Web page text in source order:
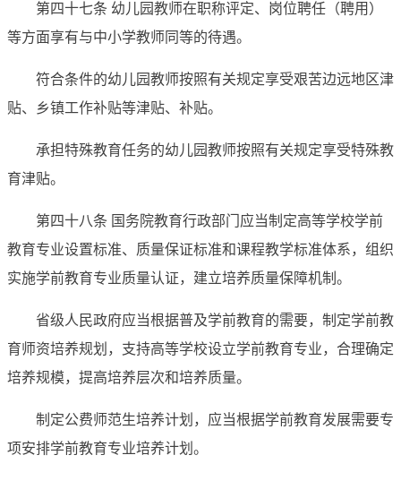
第四十七条 幼儿园教师在职称评定、岗位聘任（聘用）
等方面享有与中小学教师同等的待遇。
符合条件的幼儿园教师按照有关规定享受艰苦边远地区津
贴、乡镇工作补贴等津贴、补贴。
承担特殊教育任务的幼儿园教师按照有关规定享受特殊教
育津贴。
第四十八条 国务院教育行政部门应当制定高等学校学前
教育专业设置标准、质量保证标准和课程教学标准体系，组织
实施学前教育专业质量认证，建立培养质量保障机制。
省级人民政府应当根据普及学前教育的需要，制定学前教
育师资培养规划，支持高等学校设立学前教育专业，合理确定
培养规模，提高培养层次和培养质量。
制定公费师范生培养计划，应当根据学前教育发展需要专
项安排学前教育专业培养计划。